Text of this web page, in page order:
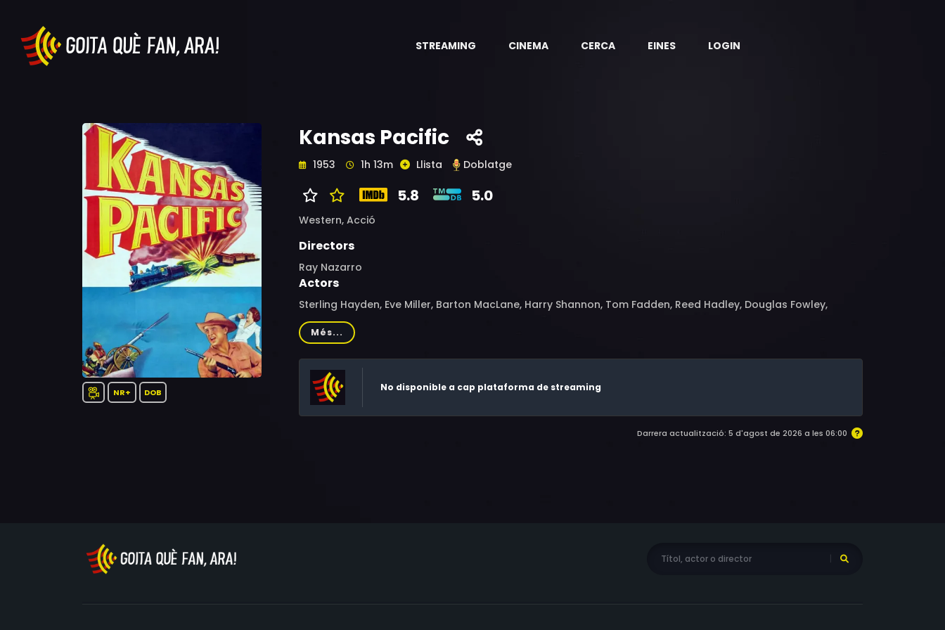
STREAMING CINEMA CERCA EINES LOGIN
NR+ DOB
Kansas Pacific
1953 1h 13m Llista Doblatge
5.8 5.0
Western, Acció
Directors
Ray Nazarro
Actors
Sterling Hayden, Eve Miller, Barton MacLane, Harry Shannon, Tom Fadden, Reed Hadley, Douglas Fowley,
Robert Keys, Irving Bacon, Myron Healey, James Griffith, Clayton Moore, Jonathan Hale
Més...
No disponible a cap plataforma de streaming
Darrera actualització: 5 d'agost de 2026 a les 06:00